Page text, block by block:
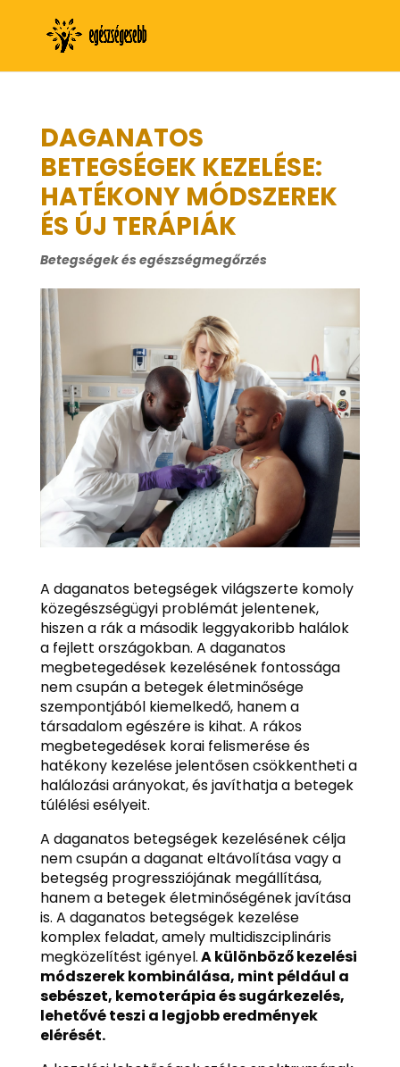
DAGANATOS
BETEGSÉGEK KEZELÉSE:
HATÉKONY MÓDSZEREK
ÉS ÚJ TERÁPIÁK
Betegségek és egészségmegőrzés
A daganatos betegségek világszerte komoly
közegészségügyi problémát jelentenek,
hiszen a rák a második leggyakoribb halálok
a fejlett országokban. A daganatos
megbetegedések kezelésének fontossága
nem csupán a betegek életminősége
szempontjából kiemelkedő, hanem a
társadalom egészére is kihat. A rákos
megbetegedések korai felismerése és
hatékony kezelése jelentősen csökkentheti a
halálozási arányokat, és javíthatja a betegek
túlélési esélyeit.
A daganatos betegségek kezelésének célja
nem csupán a daganat eltávolítása vagy a
betegség progressziójának megállítása,
hanem a betegek életminőségének javítása
is. A daganatos betegségek kezelése
komplex feladat, amely multidiszciplináris
megközelítést igényel.A különböző kezelési
módszerek kombinálása, mint például a
sebészet, kemoterápia és sugárkezelés,
lehetővé teszi a legjobb eredmények
elérését.